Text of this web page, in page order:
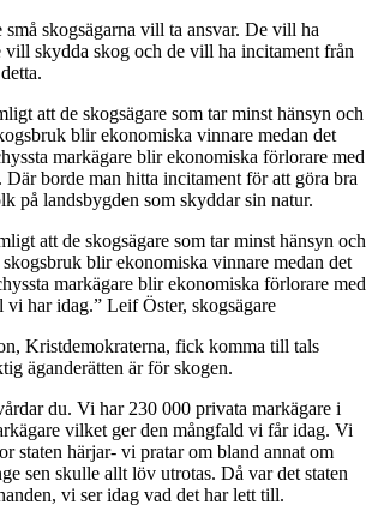
skogsägarna vill ta ansvar. De vill ha
skydda skog och de vill ha incitament från
att de skogsägare som tar minst hänsyn och
blir ekonomiska vinnare medan det
markägare blir ekonomiska förlorare med
borde man hitta incitament för att göra bra
på landsbygden som skyddar sin natur.
att de skogsägare som tar minst hänsyn och
blir ekonomiska vinnare medan det
markägare blir ekonomiska förlorare med
vi har idag.” Leif Öster, skogsägare
, Kristdemokraterna, fick komma till tals
äganderätten är för skogen.
du. Vi har 230 000 privata markägare i
vilket ger den mångfald vi får idag. Vi
staten härjar- vi pratar om bland annat om
sen skulle allt löv utrotas. Då var det staten
vi ser idag vad det har lett till.